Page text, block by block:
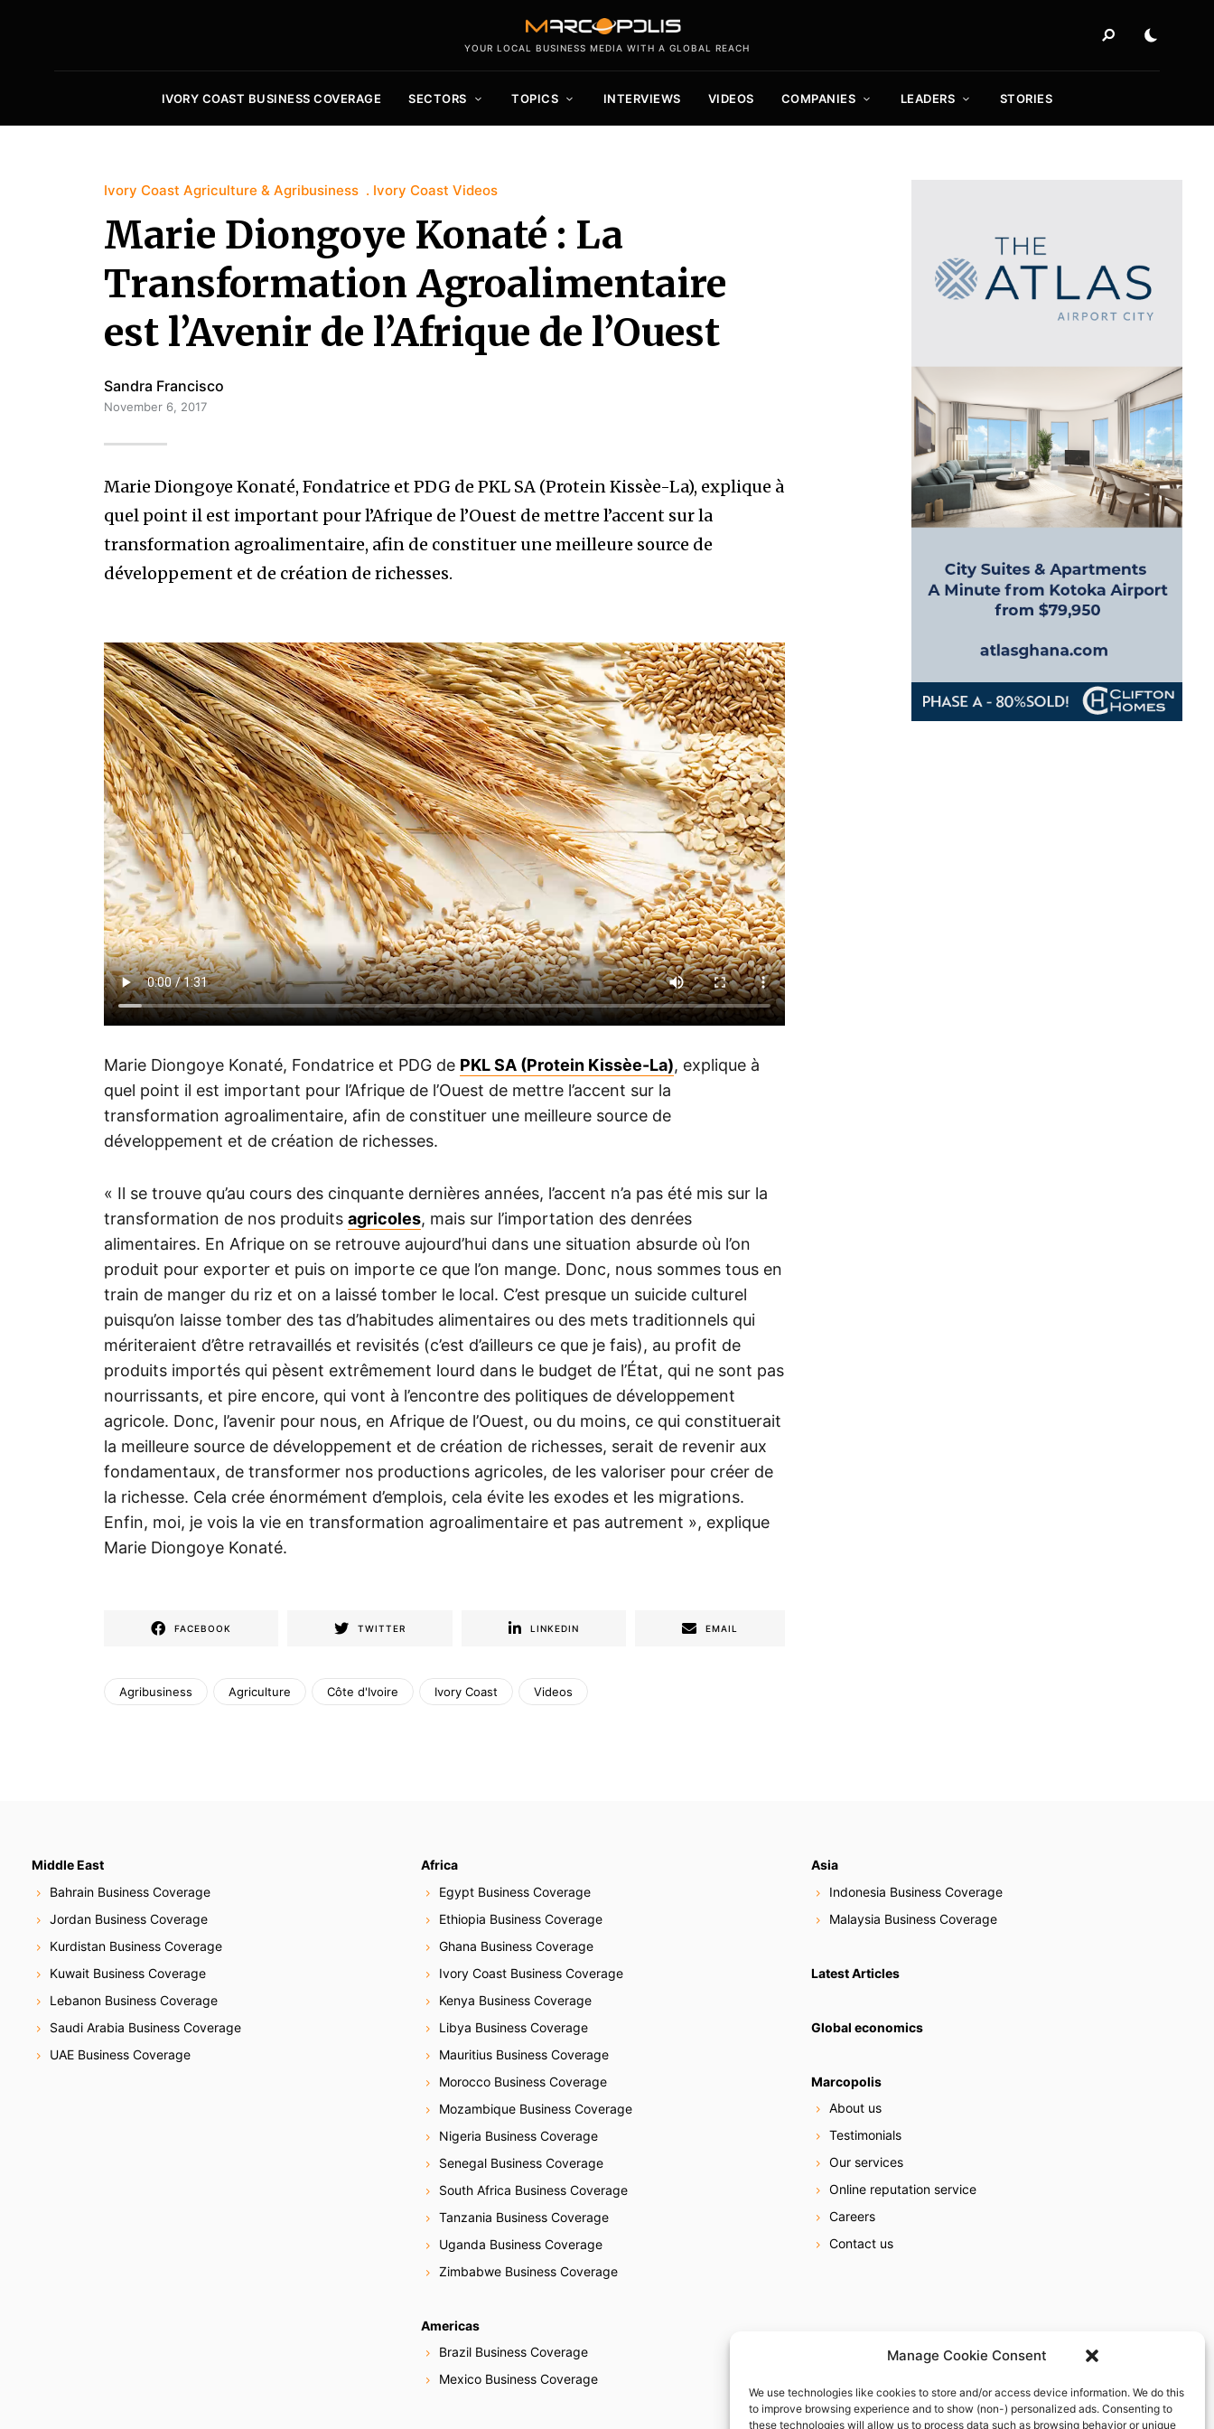
Manage Cookie Consent
We use technologies like cookies to store and/or access device information. We do this
to improve browsing experience and to show (non-) personalized ads. Consenting to
these technologies will allow us to process data such as browsing behavior or unique
YOUR LOCAL BUSINESS MEDIA WITH A GLOBAL REACH
IVORY COAST BUSINESS COVERAGE SECTORS TOPICS INTERVIEWS VIDEOS COMPANIES LEADERS STORIES
Ivory Coast Agriculture & Agribusiness Ivory Coast Videos
Marie Diongoye Konaté : La
Transformation Agroalimentaire
est l’Avenir de l’Afrique de l’Ouest
Sandra Francisco
November 6, 2017
Marie Diongoye Konaté, Fondatrice et PDG de PKL SA (Protein Kissèe-La), explique à
quel point il est important pour l’Afrique de l’Ouest de mettre l’accent sur la
transformation agroalimentaire, afin de constituer une meilleure source de
développement et de création de richesses.
Marie Diongoye Konaté, Fondatrice et PDG de PKL SA (Protein Kissèe-La), explique à
quel point il est important pour l’Afrique de l’Ouest de mettre l’accent sur la
transformation agroalimentaire, afin de constituer une meilleure source de
développement et de création de richesses.
« Il se trouve qu’au cours des cinquante dernières années, l’accent n’a pas été mis sur la
transformation de nos produits agricoles, mais sur l’importation des denrées
alimentaires. En Afrique on se retrouve aujourd’hui dans une situation absurde où l’on
produit pour exporter et puis on importe ce que l’on mange. Donc, nous sommes tous en
train de manger du riz et on a laissé tomber le local. C’est presque un suicide culturel
puisqu’on laisse tomber des tas d’habitudes alimentaires ou des mets traditionnels qui
mériteraient d’être retravaillés et revisités (c’est d’ailleurs ce que je fais), au profit de
produits importés qui pèsent extrêmement lourd dans le budget de l’État, qui ne sont pas
nourrissants, et pire encore, qui vont à l’encontre des politiques de développement
agricole. Donc, l’avenir pour nous, en Afrique de l’Ouest, ou du moins, ce qui constituerait
la meilleure source de développement et de création de richesses, serait de revenir aux
fondamentaux, de transformer nos productions agricoles, de les valoriser pour créer de
la richesse. Cela crée énormément d’emplois, cela évite les exodes et les migrations.
Enfin, moi, je vois la vie en transformation agroalimentaire et pas autrement », explique
Marie Diongoye Konaté.
FACEBOOK TWITTER LINKEDIN EMAIL
Agribusiness Agriculture Côte d'Ivoire Ivory Coast Videos
Middle East
Bahrain Business Coverage
Jordan Business Coverage
Kurdistan Business Coverage
Kuwait Business Coverage
Lebanon Business Coverage
Saudi Arabia Business Coverage
UAE Business Coverage
Africa
Egypt Business Coverage
Ethiopia Business Coverage
Ghana Business Coverage
Ivory Coast Business Coverage
Kenya Business Coverage
Libya Business Coverage
Mauritius Business Coverage
Morocco Business Coverage
Mozambique Business Coverage
Nigeria Business Coverage
Senegal Business Coverage
South Africa Business Coverage
Tanzania Business Coverage
Uganda Business Coverage
Zimbabwe Business Coverage
Americas
Brazil Business Coverage
Mexico Business Coverage
Asia
Indonesia Business Coverage
Malaysia Business Coverage
Latest Articles
Global economics
Marcopolis
About us
Testimonials
Our services
Online reputation service
Careers
Contact us